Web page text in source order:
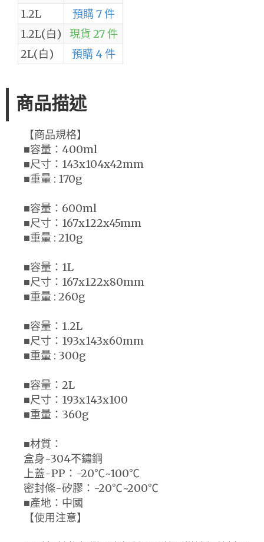
1.2L
預購 7 件
1.2L(白)
現貨 27 件
2L(白)
預購 4 件
商品描述
【商品規格】
■容量：400ml
■尺寸：143x104x42mm
■重量 : 170g
■容量：600ml
■尺寸：167x122x45mm
■重量 : 210g
■容量：1L
■尺寸：167x122x80mm
■重量 : 260g
■容量：1.2L
■尺寸：193x143x60mm
■重量 : 300g
■容量：2L
■尺寸：193x143x100
■重量：360g
■材質：
盒身-304不鏽鋼
上蓋-PP：-20℃~100℃
密封條-矽膠：-20℃~200℃
■產地：中國
【使用注意】